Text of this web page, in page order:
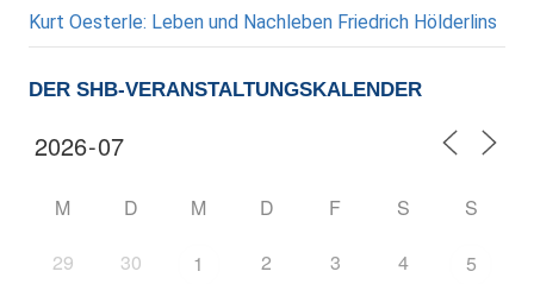
Kurt Oesterle: Leben und Nachleben Friedrich Hölderlins
DER SHB-VERANSTALTUNGSKALENDER
M D M D F S S
29 30 1 2 3 4 5